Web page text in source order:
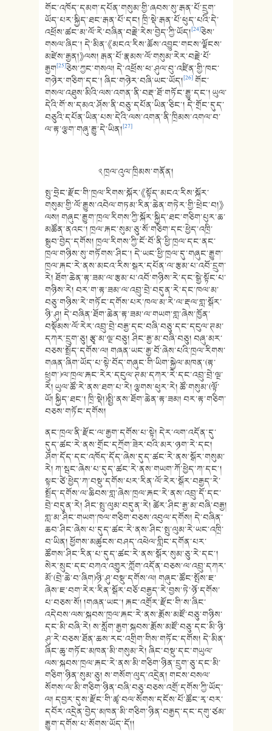
གོང་འཁོད་དམག་དཔོན་གསུམ་གྱི་ཞབས་སུ་རྒན་པོ་དྲུག་
ཡོད་པར་སྐྱིད་ཐང་རྒན་པོ་དང། ཁྲི་སྡེ་རྒན་པོ་ཕུད་པའི་དེ་
འཕྲོས་ཚང་མ་ལོ་རེ་བཞིན་བརྗེ་རེས་བྱེད་ཀྱི་ཡོད།[24]ཅེས་
གསལ་ཞིང་། དེ་མིན་《མངའ་རིས་ཆོས་འབྱུང་གངས་ལྗོངས་
མཛེས་རྒྱན།》ལས། རྒན་པོ་རྣམས་ལོ་གསུམ་རེར་བརྗེ་པོ་
རྒྱག[25]ཅེས་ཀྱང་གསལ། དེ་འཕྲོས་ཕ་ཤུལ་བུ་འཛིན་གྱི་ཁང་
གཉེར་གཅིག་དང་། ཞིང་གཉེར་བཞི་ཡང་ཡོད།[26]གོང་
གསལ་འཐུས་མིའི་ལས་འགན་ནི་བརྡ་ཐོ་གཏོང་རྒྱུ་དང་། ཡུལ་
དེའི་གོ་ས་དམའ་ཤོས་ནི་བཅུ་དཔོན་ཡིན་ཅིང་། དེ་གྲོང་དུད་
བཅུའི་དཔོན་ཡིན་པས་དེའི་ལས་འགན་ནི་ཁྲིམས་འགལ་བ་
ལ་རྟ་ལྕག་གཞུ་རྒྱུ་དེ་ཡིན།[27]
༢ ཁྲལ་འུལ་ཁྲིམས་གནོན།
སྤུ་ཧྲེང་རྫོང་གི་ཁྲལ་རིགས་སྐོར་《སྟོད་མངའ་རིས་སྐོར་
གསུམ་གྱི་ལོ་རྒྱུས་འབེལ་གཏམ་རིན་ཆེན་གཏེར་གྱི་ཕྲེང་བ།》
ལས། གཞུང་རྒྱུག་ཁྲལ་རིགས་ཀྱི་སྐོར་སྐྱིད་ཐང་གཅིག་པུར་ཆ་
མཚོན་ནའང་། ཁྲལ་རྐང་སུམ་ཅུ་སོ་གཅིག་དང་ཕྱེད་འཁྲི་
སྒྲུབ་བྱེད་དགོས། ཁྲལ་རིགས་ཀྱི་ངོ་བོ་ནི་ཕྱི་ཁྲལ་དང་ནང་
ཁྲལ་གཉིས་སུ་གཏོགས་ཤིང་། དེ་ཡང་ཕྱི་ཁྲལ་དུ་གཞུང་རྒྱུག་
ཁྲལ་རྐང་རེ་ནས་མངའ་རིས་སྒར་དཔོན་ལ་རྩམ་པ་འབོ་དྲུག་
རེ། ཐོག་ཆེན་རྟ་ཟམ་ལ་རྩམ་པ་འབོ་གཉིས་རེ་དང་སྒྱེ་སྟོང་པ་
གཉིས་རེ། བར་ག་རྟ་ཟམ་ལ་འབྲུ་བྲེ་བདུན་རེ་དང་ཁལ་མ་
བཅུ་གཉིས་རེ་གཏོང་དགོས་པར་ཁལ་མ་རེ་ལ་རྡལ་གླ་སྒོར་
ཉི་ཤུ། དེ་བཞིན་ཐོག་ཆེན་རྟ་ཟམ་ལ་གཡག་གླ་ཞེས་ཁྱོན་
བསྡོམས་ལོ་རེར་འབྲུ་བྲེ་བརྒྱ་དང་བཞི་བཅུ་དང་དངུལ་ཊམ་
དཀར་དྲུག་ཅུ། རྩྭ་མ་ལྔ་བཅུ། ཤིང་རྒྱ་མ་བཞི་བཅུ། བཞུ་མར་
བཅས་སྤྲོད་དགོས་ལ། གཞན་ཡང་རྒྱ་བོ་ཞེས་པའི་ཁྲལ་རིགས་
གཞན་ཞིག་ཡོད་པ་སྟེ་བོད་གཞུང་གི་ཡིག་སྐྱེལ་མཁན་(རྟ་
ཕྲུག་)ལ་ཁྲལ་རྐང་རེར་དངུལ་ཊམ་དཀར་རེ་དང་འབྲུ་བྲེ་ལྔ་
རེ། ཡུལ་ཚོ་རེ་ནས་ཐག་པ་རེ། ལྕགས་ཕུར་རེ། ཚོ་གསུམ་(ལྟོ་
ཡོ། སྐྱིད་ཐང་། ཁྲི་སྡེ།)སྤྱི་ནས་ཐོག་ཆེན་རྟ་ཟམ། བར་རྟ་གཅིག་
བཅས་གཏོང་དགོས།
ནང་ཁྲལ་ནི་རྫོང་ལ་རྒྱག་དགོས་པ་སྟེ། དེར་ལག་འདོན་དུ་
དུད་ཚང་རེ་ནས་གྲོང་དཀྲོག་ཟེར་བའི་མར་ཉག་རེ་དང།
ཤོག་དོད་དང་འཁོད་དོད་ཞེས་དུད་ཚང་རེ་ནས་སྒོར་གསུམ་
རེ། ཀ་སྦང་ཞེས་པ་དུད་ཚང་རེ་ནས་གཡག་ཀོ་ཕྱེད་ཀ་དང་།
སྟང་ཙེ་ཕྱེད་ཀ་བསྡུ་དགོས་པར་རིན་ལོ་རེར་སྒོར་བརྒྱད་རེ་
སྤྲོད་དགོས་ལ་ཆིབས་གླ་ཞེས་ཁྲལ་རྐང་རེ་ནས་འབྲུ་དོ་དང་
བྲེ་བདུན་རེ། ཤིང་སྤུ་ལུམ་བདུན་རེ། ཚེར་ཤིང་རྒྱ་མ་བཞི་བརྒྱ།
གླ་མ་ཤིང་གཡག་ཁལ་གཅིག་བཅས་འབུལ་དགོས། དེ་བཞིན་
ཆབ་ཤིང་ཞེས་པ་དུད་ཚང་རེ་ནས་ཤིང་སྤུ་ལུམ་རེ་ཡང་འཁྲི་
བ་ཡིན། ཕྱོགས་མཚུངས་བཤད་འཕེལ་གླིང་དགོན་པར་
ཚོགས་ཤིང་རིན་པ་དུད་ཚང་རེ་ནས་སྒོར་སུམ་ཅུ་རེ་དང་།
སེར་སྲུང་དང་བཀའ་འགྱུར་ཀློག་འདོན་བཅས་ལ་འབྲུ་དཀར་
མོ་(བྲེ་ཆེ་བ་ཞིག)ཉི་ཤུ་བསྡུ་དགོས་ལ། གཞུང་ཚོང་སྤོས་ཇ་
ཞེས་ཇ་བག་རེར་རིན་སྒོར་བཅོ་བརྒྱད་རེ་བྱས་ཏེ་ཉོ་དགོས་
པ་བཅས་སོ། །གཞན་ཡང་། རྐང་འགྲོར་རྫོང་གི་ས་ཞིང་
འདེབས་ལས་སྐབས་ཁྲལ་རྐང་རེ་ནས་རྨོས་མཛོ་བཅུ་གཉིས་
དང་མི་བཞི་རེ། ས་སློག་རྒྱག་སྐབས་རྨོས་མཛོ་བཅུ་དང་མི་ཉི་
ཤུ་རེ་བཅས་ཐོན་ཆས་རང་འགྲིག་གིས་གཏོང་དགོས། དེ་མིན་
ཞིང་ཆུ་གཏོང་མཁན་མི་གསུམ་རེ། ཞིང་བསྡུ་དང་གཡུལ་
ལས་སྐབས་ཁྲལ་རྐང་རེ་ནས་མི་གཅིག་ཉིན་དྲུག་ཅུ་དང་མི་
གཅིག་ཉིན་སུམ་ཅུ། ས་གསོག་ལུད་འདྲེན། གངས་བསལ་
སོགས་ལ་མི་གཅིག་ཉིན་བཞི་བཅུ་བཅས་འགྲོ་དགོས་ཀྱི་ཡོད་
ལ། དབྱར་དུས་རྫོང་གི་ཚྭ་བལ་སོགས་དངོས་པོ་ཚོང་རྭ་བར་
དབོར་འདྲེན་བྱེད་མཁན་མི་གཅིག་ཉིན་བརྒྱད་དང་དགུ་ཙམ་
རྒྱུག་དགོས་པ་སོགས་ཡོད་དོ།།